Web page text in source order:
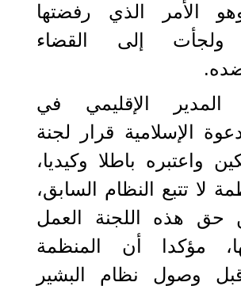
وهو الأمر الذي رفضتها
ولجأت إلى القضاء
المدير الإقليمي في
الإسلامية قرار لجنة
واعتبره باطلا وكيديا،
لا تتبع النظام السابق،
هذه اللجنة العمل
مؤكدا أن المنظمة
وصول نظام البشير